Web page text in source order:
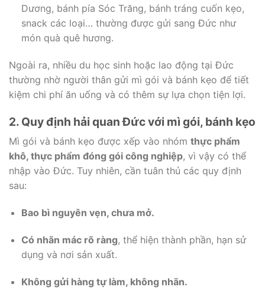
Dương, bánh pía Sóc Trăng, bánh tráng cuốn kẹo,
snack các loại… thường được gửi sang Đức như
món quà quê hương.
Ngoài ra, nhiều du học sinh hoặc lao động tại Đức
thường nhờ người thân gửi mì gói và bánh kẹo để tiết
kiệm chi phí ăn uống và có thêm sự lựa chọn tiện lợi.
2. Quy định hải quan Đức với mì gói, bánh kẹo
Mì gói và bánh kẹo được xếp vào nhóm thực phẩm
khô, thực phẩm đóng gói công nghiệp, vì vậy có thể
nhập vào Đức. Tuy nhiên, cần tuân thủ các quy định
sau:
Bao bì nguyên vẹn, chưa mở.
Có nhãn mác rõ ràng, thể hiện thành phần, hạn sử
dụng và nơi sản xuất.
Không gửi hàng tự làm, không nhãn.